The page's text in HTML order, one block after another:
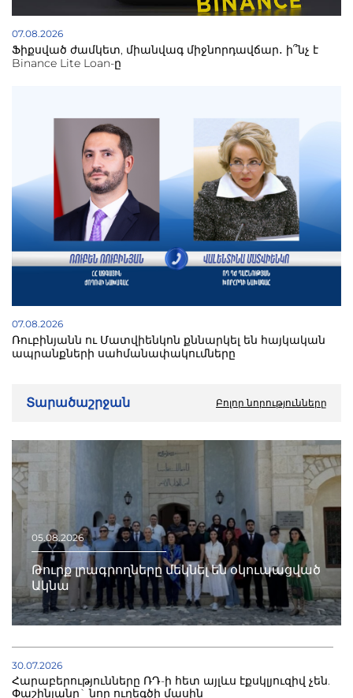
07.08.2026
Ֆիքսված ժամկետ, միանվագ միջնորդավճար․ ի՞նչ է
Binance Lite Loan-ը
07.08.2026
Ռուբինյանն ու Մատվիենկոն քննարկել են հայկական
ապրանքների սահմանափակումները
Տարածաշրջան Բոլոր նորությունները
05.08.2026
Թուրք լրագրողները մեկնել են օկուպացված
Ակնա
30.07.2026
Հարաբերությունները ՌԴ-ի հետ այլևս էքսկլյուզիվ չեն.
Փաշինյանը` նոր ուղեգծի մասին